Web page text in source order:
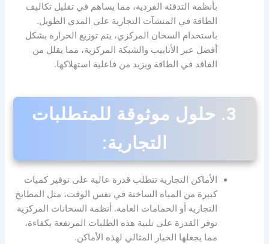
بأنظمة التدفئة الفردية، مما يساهم في تقليل تكاليف
الطاقة في المنشآت التجارية على المدى الطويل.
باستخدام السخان المركزي، يتم توزيع الحرارة بشكل
أفضل عبر الأنابيب والشبكة المركزية، مما يقلل من
الفاقد في الطاقة ويزيد من فاعلية استهلاكها.
3. حلول موثوقة للمتطلبات
التجارية:
الأماكن التجارية تتطلب قدرة عالية على توفير كميات
كبيرة من المياه الساخنة في نفس الوقت، مثل المطابخ
التجارية أو الحمامات العامة. أنظمة السخانات المركزية
توفر القدرة على تلبية هذه الطلبات المرتفعة بكفاءة،
مما يجعلها الخيار المثالي لهذه الأماكن.